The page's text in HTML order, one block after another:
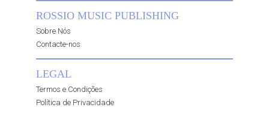
ROSSIO MUSIC PUBLISHING
Sobre Nós
Contacte-nos
LEGAL
Termos e Condições
Política de Privacidade